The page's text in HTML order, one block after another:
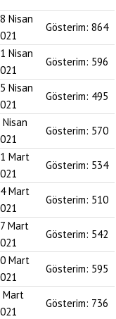
Nisan
Gösterim: 864
Nisan
Gösterim: 596
Nisan
Gösterim: 495
Nisan
Gösterim: 570
Mart
Gösterim: 534
Mart
Gösterim: 510
Mart
Gösterim: 542
Mart
Gösterim: 595
Mart
Gösterim: 736